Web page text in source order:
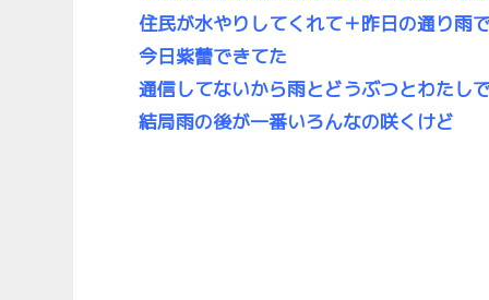
住民が水やりしてくれて＋昨日の通り雨
今日紫蕾できてた
通信してないから雨とどうぶつとわたし
結局雨の後が一番いろんなの咲くけど